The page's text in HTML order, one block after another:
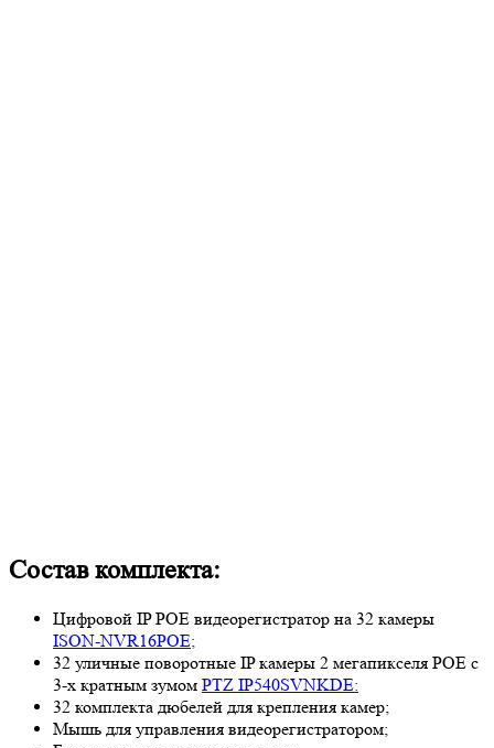
Состав комплекта:
Цифровой IP POE видеорегистратор на 32 камеры
ISON-NVR16POE;
32 уличные поворотные IP камеры 2 мегапикселя POE с
3-х кратным зумом PTZ IP540SVNKDE:
32 комплекта дюбелей для крепления камер;
Мышь для управления видеорегистратором;